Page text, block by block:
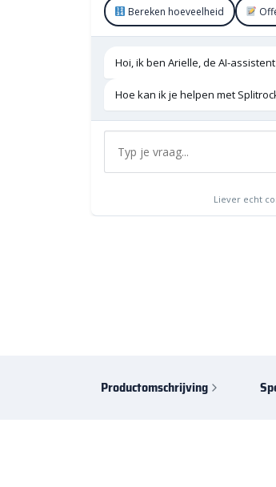
Bereken hoeveelheid
Hoi, ik ben Arielle, de AI-
Hoe kan ik je helpen met
Liever echt
Productomschrijving